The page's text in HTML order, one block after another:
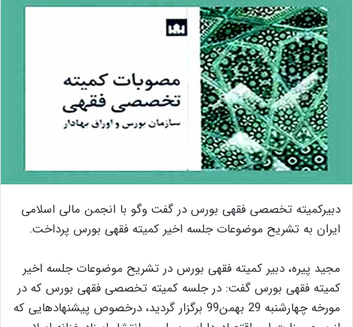
دبیرکمیته تخصصی فقهی بورس در گفت وگو با انجمن مالی اسلامی
ایران به تشریح موضوعات جلسه اخیر کمیته فقهی بورس پرداخت.
مجید پیره، دبیر کمیته فقهی بورس در تشریح موضوعات جلسه اخیر
کمیته فقهی بورس گفت: در جلسه کمیته تخصصی فقهی بورس که در
مورخه چهارشنبه 29 بهمن99 برگزار گردید، درخصوص پیشنهادهایی که